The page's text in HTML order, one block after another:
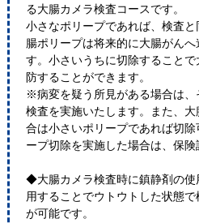
る大腸カメラ検査コースです。
小さなポリープであれば、検査
腸ポリープは将来的に大腸がん
す。小さいうちに切除すること
防することができます。
※病変を疑う所見がある場合は、
検査を実施いたします。また、
合は小さいポリープであれば切
ープ切除を実施した場合は、保
◆大腸カメラ検査時に鎮静剤の使
用することでウトウトした状態
が可能です。